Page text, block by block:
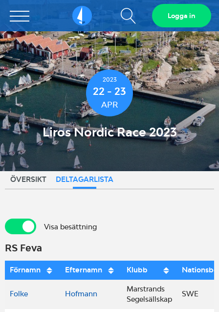
Sailarena Visa
sökfält
Logga in
2023
22 - 23
APR
Liros Nordic Race 2023
ÖVERSIKT DELTAGARLISTA
Visa besättningVisa besättning
RS Feva
Förnamn Efternamn Klubb
Folke Hofmann
Marstrands
Segelsällskap
SWE